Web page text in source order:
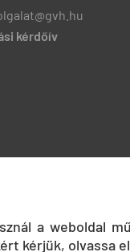
kérdőív
a weboldal
kérjük, olvassa el